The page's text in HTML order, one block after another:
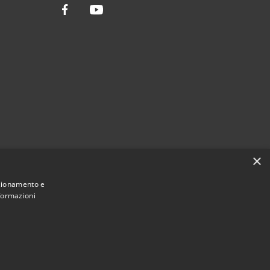
Facebook
Straordinario • Powered by
×
e